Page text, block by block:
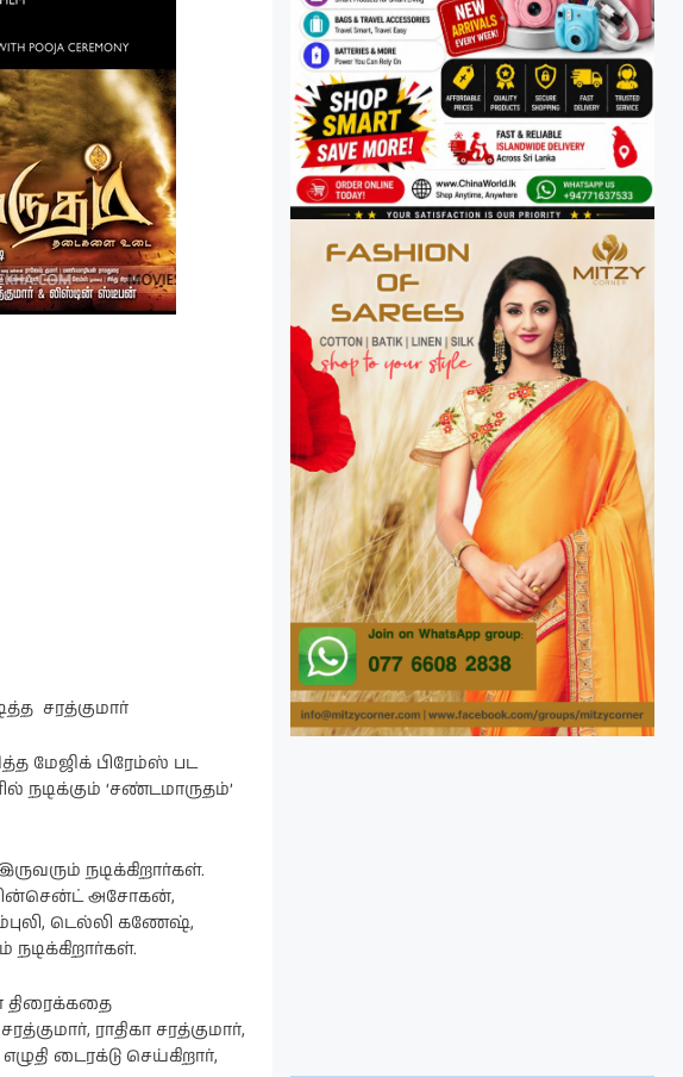
சரத்குமார்
மேஜிக் பிரேம்ஸ் பட
நடிக்கும் ‘சண்டமாருதம்’
நடிக்கிறார்கள்.
வின்சென்ட் அசோகன்,
டெல்லி கணேஷ்,
திரைக்கதை
ராதிகா சரத்குமார்,
டைரக்டு செய்கிறார்,